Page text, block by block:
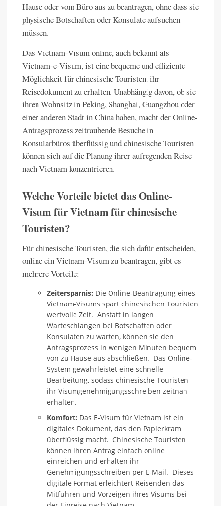
Hause oder vom Büro aus zu beantragen, ohne dass sie
physische Botschaften oder Konsulate aufsuchen
müssen.
Das Vietnam-Visum online, auch bekannt als
Vietnam-e-Visum, ist eine bequeme und effiziente
Möglichkeit für chinesische Touristen, ihr
Reisedokument zu erhalten. Unabhängig davon, ob sie
ihren Wohnsitz in Peking, Shanghai, Guangzhou oder
einer anderen Stadt in China haben, macht der Online-
Antragsprozess zeitraubende Besuche in
Konsularbüros überflüssig und chinesische Touristen
können sich auf die Planung ihrer aufregenden Reise
nach Vietnam konzentrieren.
Welche Vorteile bietet das Online-
Visum für Vietnam für chinesische
Touristen?
Für chinesische Touristen, die sich dafür entscheiden,
online ein Vietnam-Visum zu beantragen, gibt es
mehrere Vorteile:
Zeitersparnis: Die Online-Beantragung eines
Vietnam-Visums spart chinesischen Touristen
wertvolle Zeit. Anstatt in langen
Warteschlangen bei Botschaften oder
Konsulaten zu warten, können sie den
Antragsprozess in wenigen Minuten bequem
von zu Hause aus abschließen. Das Online-
System gewährleistet eine schnelle
Bearbeitung, sodass chinesische Touristen
ihr Visumgenehmigungsschreiben zeitnah
erhalten.
Komfort: Das E-Visum für Vietnam ist ein
digitales Dokument, das den Papierkram
überflüssig macht. Chinesische Touristen
können ihren Antrag einfach online
einreichen und erhalten ihr
Genehmigungsschreiben per E-Mail. Dieses
digitale Format erleichtert Reisenden das
Mitführen und Vorzeigen ihres Visums bei